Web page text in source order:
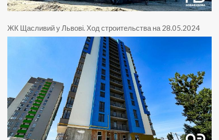
ЖК Щасливий у Львові. Ход строительства на 28.05.2024